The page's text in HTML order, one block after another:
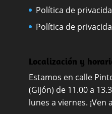
Política de
Política de
Localización y
Estamos en calle
(Gijón) de 11.00 a
lunes a viernes. ¡Ven